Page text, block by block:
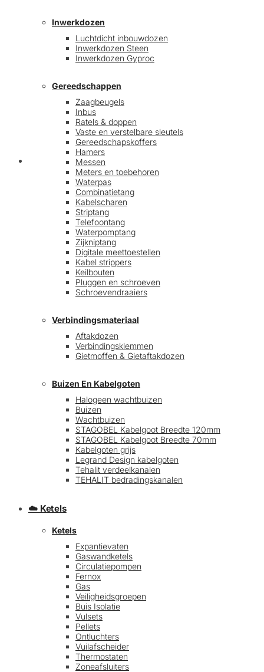
Afrekenen
Inwerkdozen
Luchtdicht inbouwdozen
Inwerkdozen Steen
Inwerkdozen Gyproc
Gereedschappen
Zaagbeugels
Inbus
Ratels & doppen
Vaste en verstelbare sleutels
Gereedschapskoffers
Hamers
Messen
Meters en toebehoren
Waterpas
Combinatietang
Kabelscharen
Striptang
Telefoontang
Waterpomptang
Zijkniptang
Digitale meettoestellen
Kabel strippers
Keilbouten
Pluggen en schroeven
Schroevendraaiers
Verbindingsmateriaal
Aftakdozen
Verbindingsklemmen
Gietmoffen & Gietaftakdozen
Buizen En Kabelgoten
Halogeen wachtbuizen
Buizen
Wachtbuizen
STAGOBEL Kabelgoot Breedte 120mm
STAGOBEL Kabelgoot Breedte 70mm
Kabelgoten grijs
Legrand Design kabelgoten
Tehalit verdeelkanalen
TEHALIT bedradingskanalen
☁️ Ketels
Ketels
Expantievaten
Gaswandketels
Circulatiepompen
Fernox
Gas
Veiligheidsgroepen
Buis Isolatie
Vulsets
Pellets
Ontluchters
Vuilafscheider
Thermostaten
Zoneafsluiters